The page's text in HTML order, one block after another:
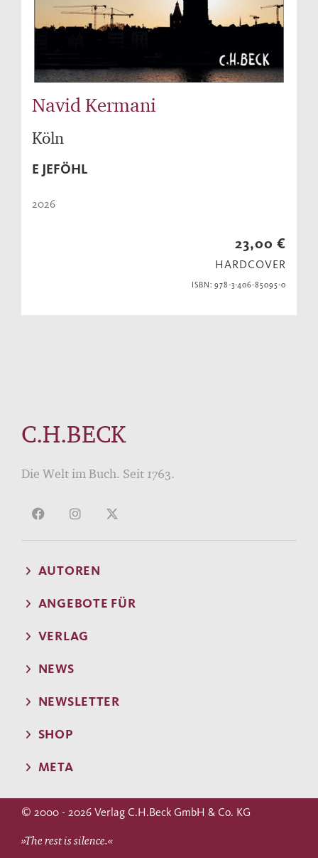
Navid Kermani
Köln
E JEFÖHL
2026
23,00 €
HARDCOVER
ISBN: 978-3-406-85095-0
C.H.BECK
Die Welt im Buch. Seit 1763.
AUTOREN
ANGEBOTE FÜR
VERLAG
NEWS
NEWSLETTER
SHOP
META
© 2000 - 2026 Verlag C.H.Beck GmbH & Co. KG
»The rest is silence.«